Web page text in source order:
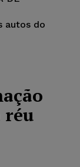
autos do
réu